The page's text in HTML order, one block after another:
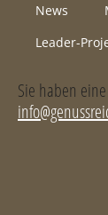
News
Leader-
Sie haben